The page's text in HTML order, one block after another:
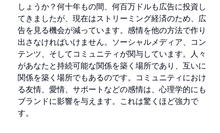
しょうか？何十年もの間、何百万ドルも広告に投資し
てきましたが、現在はストリーミング経済のため、広
告を見る機会が減っています。感情を他の方法で作り
出さなければいけません。ソーシャルメディア、コン
テンツ、そしてコミュニティが関与しています。人々
があなたと持続可能な関係を築く場所であり、互いに
関係を築く場所でもあるのです。コミュニティにおけ
る友情、愛情、サポートなどの感情は、心理学的にも
ブランドに影響を与えます。これは驚くほど強力で
す。